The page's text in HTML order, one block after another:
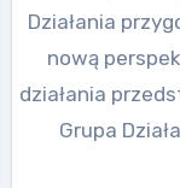
Działania
nową
działania
Grupa